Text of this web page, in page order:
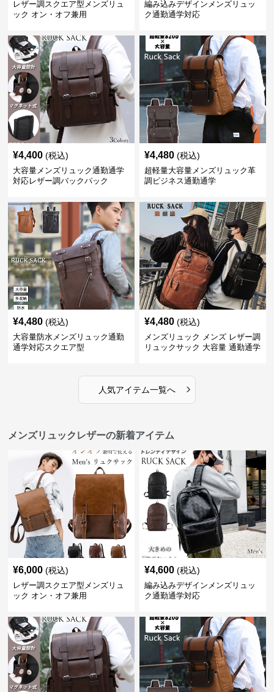
レザー調スクエア型メンズリュ
ック オン・オフ兼用
編み込みデザインメンズリュッ
ク通勤通学対応
¥4,400 (税込)
大容量メンズリュック通勤通学
対応レザー調バックパック
¥4,480 (税込)
超軽量大容量メンズリュック革
調ビジネス通勤通学
¥4,480 (税込)
大容量防水メンズリュック通勤
通学対応スクエア型
¥4,480 (税込)
メンズリュック メンズ レザー調
リュックサック 大容量 通勤通学
人気アイテム一覧へ ›
メンズリュックレザーの新着アイテム
¥6,000 (税込)
レザー調スクエア型メンズリュ
ック オン・オフ兼用
¥4,600 (税込)
編み込みデザインメンズリュッ
ク通勤通学対応